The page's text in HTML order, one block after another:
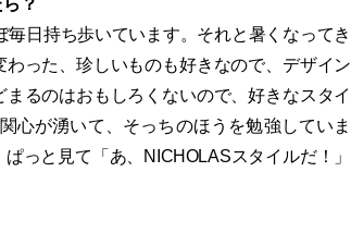
？
日持ち歩いています。それと暑くなってき
った、珍しいものも好きなので、デザイン
るのはおもしろくないので、好きなスタイ
心が湧いて、そっちのほうを勉強していま
っと見て「あ、NICHOLASスタイルだ！」